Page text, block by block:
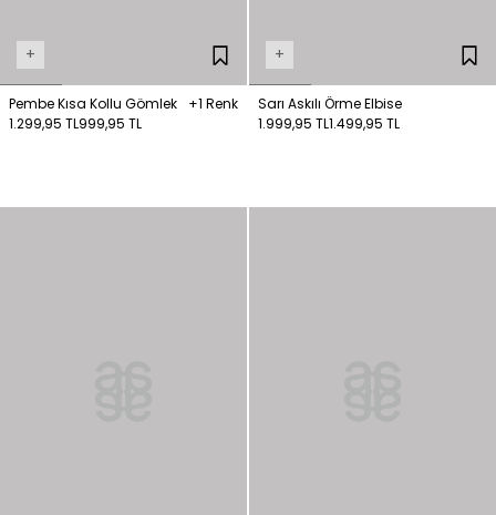
+
Pembe Kısa Kollu Gömlek
+1 Renk
1.299,95 TL999,95 TL
+
Sarı Askılı Örme Elbise
1.999,95 TL1.499,95 TL